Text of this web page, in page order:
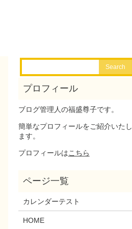
ブログ管理人の福盛尊子です。
簡単なプロフィールをご紹介いたし
ます。
プロフィールはこちら
カレンダーテスト
HOME